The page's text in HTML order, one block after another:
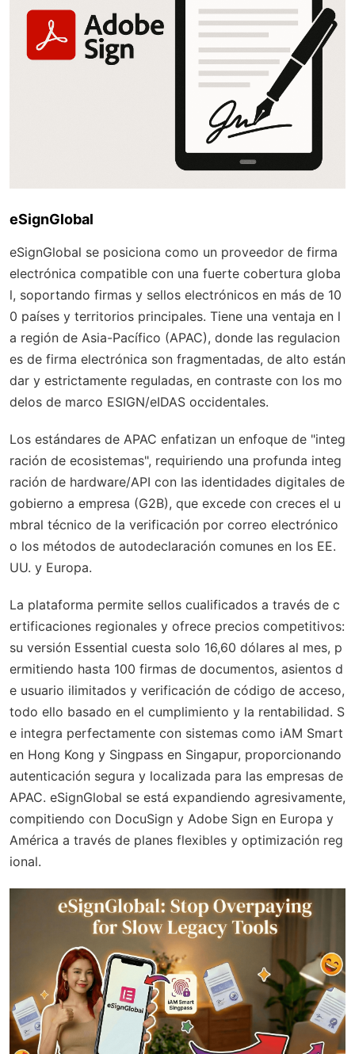
eSignGlobal
eSignGlobal se posiciona como un proveedor de firma
electrónica compatible con una fuerte cobertura globa
l, soportando firmas y sellos electrónicos en más de 10
0 países y territorios principales. Tiene una ventaja en l
a región de Asia-Pacífico (APAC), donde las regulacion
es de firma electrónica son fragmentadas, de alto están
dar y estrictamente reguladas, en contraste con los mo
delos de marco ESIGN/eIDAS occidentales.
Los estándares de APAC enfatizan un enfoque de "integ
ración de ecosistemas", requiriendo una profunda integ
ración de hardware/API con las identidades digitales de
gobierno a empresa (G2B), que excede con creces el u
mbral técnico de la verificación por correo electrónico
o los métodos de autodeclaración comunes en los EE.
UU. y Europa.
La plataforma permite sellos cualificados a través de c
ertificaciones regionales y ofrece precios competitivos:
su versión Essential cuesta solo 16,60 dólares al mes, p
ermitiendo hasta 100 firmas de documentos, asientos d
e usuario ilimitados y verificación de código de acceso,
todo ello basado en el cumplimiento y la rentabilidad. S
e integra perfectamente con sistemas como iAM Smart
en Hong Kong y Singpass en Singapur, proporcionando
autenticación segura y localizada para las empresas de
APAC. eSignGlobal se está expandiendo agresivamente,
compitiendo con DocuSign y Adobe Sign en Europa y
América a través de planes flexibles y optimización reg
ional.